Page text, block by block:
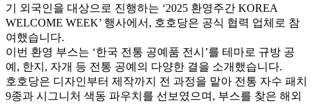
기 외국인을 대상으로 진행하는 ‘2025 환영주간 KOREA
WELCOME WEEK’ 행사에서, 호호당은 공식 협력 업체로 참
여했습니다.
이번 환영 부스는 ‘한국 전통 공예품 전시’를 테마로 규방 공
예, 한지, 자개 등 전통 공예의 다양한 결을 소개했습니다.
호호당은 디자인부터 제작까지 전 과정을 맡아 전통 자수 패치
9종과 시그니처 색동 파우치를 선보였으며, 부스를 찾은 해외